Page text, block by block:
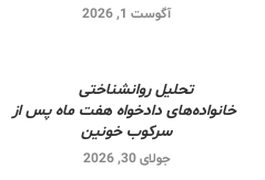
آگوست 1, 2026
تحلیل روانشناختی
خانواده‌های دادخواه هفت ماه پس از
سرکوب خونین
جولای 30, 2026